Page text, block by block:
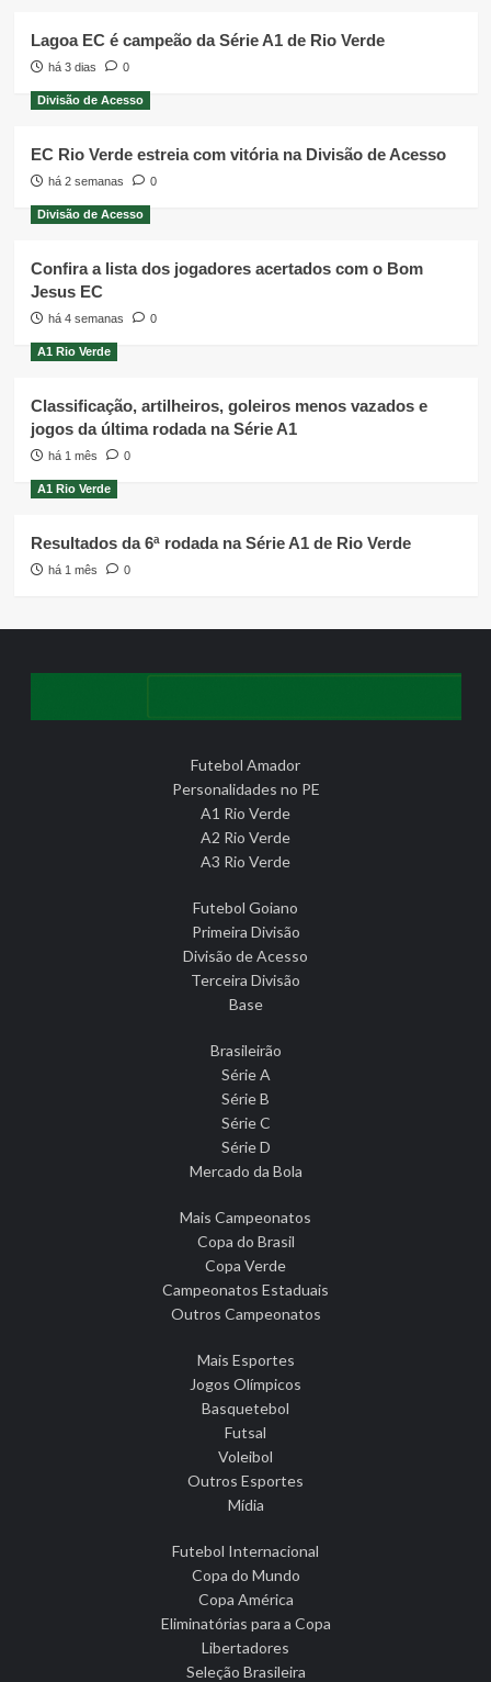
Lagoa EC é campeão da Série A1 de Rio Verde
há 3 dias 0
Divisão de Acesso
EC Rio Verde estreia com vitória na Divisão de Acesso
há 2 semanas 0
Divisão de Acesso
Confira a lista dos jogadores acertados com o Bom
Jesus EC
há 4 semanas 0
A1 Rio Verde
Classificação, artilheiros, goleiros menos vazados e
jogos da última rodada na Série A1
há 1 mês 0
A1 Rio Verde
Resultados da 6ª rodada na Série A1 de Rio Verde
há 1 mês 0
Futebol Amador
Personalidades no PE
A1 Rio Verde
A2 Rio Verde
A3 Rio Verde
Futebol Goiano
Primeira Divisão
Divisão de Acesso
Terceira Divisão
Base
Brasileirão
Série A
Série B
Série C
Série D
Mercado da Bola
Mais Campeonatos
Copa do Brasil
Copa Verde
Campeonatos Estaduais
Outros Campeonatos
Mais Esportes
Jogos Olímpicos
Basquetebol
Futsal
Voleibol
Outros Esportes
Mídia
Futebol Internacional
Copa do Mundo
Copa América
Eliminatórias para a Copa
Libertadores
Seleção Brasileira